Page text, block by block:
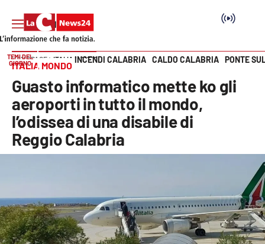
Cronaca
Politica
Economia e lavoro
Vai
TEMI DEL
GIORNO
INCENDI CALABRIA CALDO CALABRIA PONTE
HOME PAGE ITALIA MONDO
ITALIA MONDO
Guasto informatico mette ko gli
aeroporti in tutto il mondo,
l’odissea di una disabile di
Reggio Calabria